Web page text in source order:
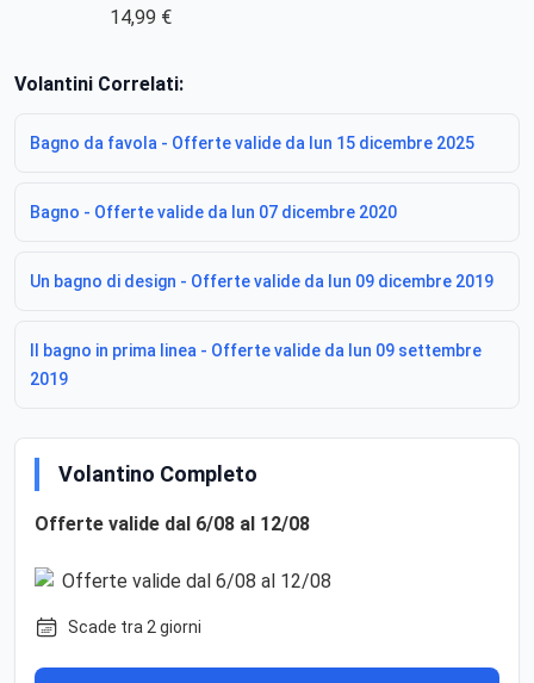
14,99 €
Volantini Correlati:
Bagno da favola - Offerte valide da lun 15 dicembre 2025
Bagno - Offerte valide da lun 07 dicembre 2020
Un bagno di design - Offerte valide da lun 09 dicembre 2019
Il bagno in prima linea - Offerte valide da lun 09 settembre
2019
Volantino Completo
Offerte valide dal 6/08 al 12/08
Scade tra 2 giorni